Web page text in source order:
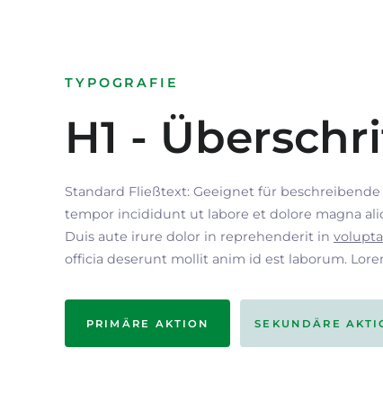
TYPOGRAFIE
H1 -
Standard Fließtext: Geeignet für beschreibende
tempor incididunt ut labore et dolore magna
Duis aute irure dolor in reprehenderit in
officia deserunt mollit anim id est laborum.
PRIMÄRE AKTION SEKUNDÄRE